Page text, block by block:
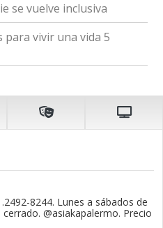
se vuelve inclusiva
para vivir una vida 5
8244. Lunes a sábados de
@asiakapalermo. Precio